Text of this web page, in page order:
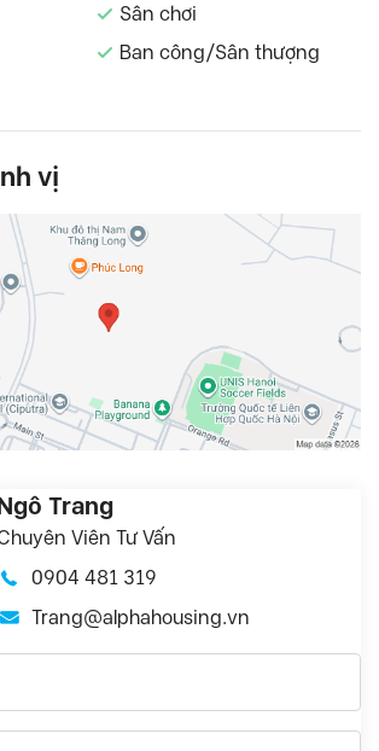
Sân chơi
Ban công/Sân thượng
vị
Trang
Viên Tư Vấn
0904 481 319
Trang@alphahousing.vn